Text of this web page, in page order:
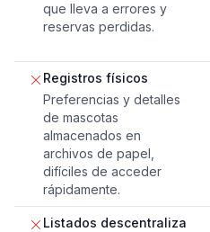
que lleva a errores y
reservas perdidas.
Registros físicos
Preferencias y detalles
de mascotas
almacenados en
archivos de papel,
difíciles de acceder
rápidamente.
Listados descentraliza